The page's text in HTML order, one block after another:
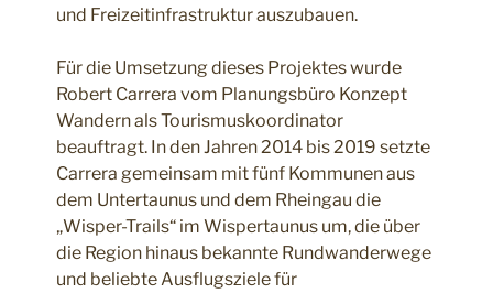
und Freizeitinfrastruktur auszubauen.
Für die Umsetzung dieses Projektes wurde
Robert Carrera vom Planungsbüro Konzept
Wandern als Tourismuskoordinator
beauftragt. In den Jahren 2014 bis 2019 setzte
Carrera gemeinsam mit fünf Kommunen aus
dem Untertaunus und dem Rheingau die
„Wisper-Trails“ im Wispertaunus um, die über
die Region hinaus bekannte Rundwanderwege
und beliebte Ausflugsziele für